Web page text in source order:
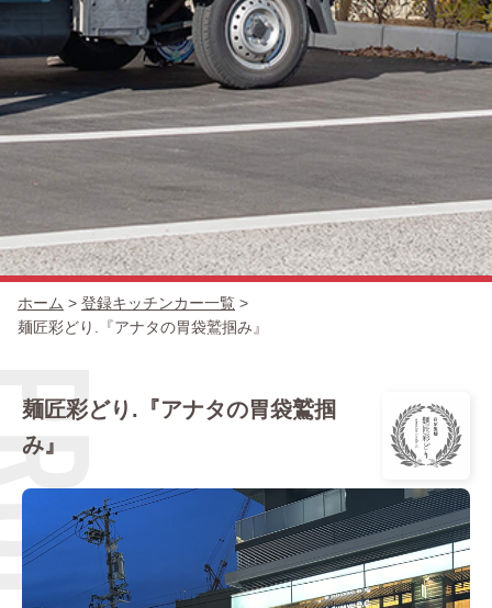
キッチンカー一覧
出店場所
出店の流れ
ホーム > 登録キッチンカー一覧 >
麺匠彩どり.『アナタの胃袋鷲掴み』
麺匠彩どり.『アナタの胃袋鷲掴
み』